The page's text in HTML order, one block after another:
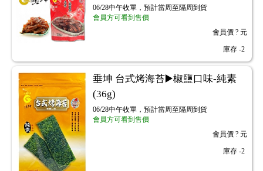
06/28中午收單，預計當周至隔周到貨
會員方可看到售價
會員價? 元
庫存 -2
垂坤 台式烤海苔▶️椒鹽口味-純素
(36g)
06/28中午收單，預計當周至隔周到貨
會員方可看到售價
會員價? 元
庫存 -2